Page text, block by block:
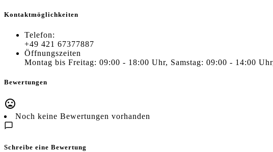
Kontaktmöglichkeiten
Telefon:
+49 421 67377887
Öffnungszeiten
Montag bis Freitag: 09:00 - 18:00 Uhr, Samstag: 09:00 - 14:00
Bewertungen
Noch keine Bewertungen vorhanden
Schreibe eine Bewertung